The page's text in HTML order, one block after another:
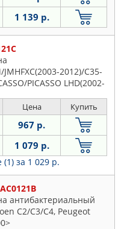
1 139 р.
JMHFXC(2003-2012)/C35-
PICASSO LHD(2002-
& C3 XTR(2001-..
Цена Купить
967 р.
1 079 р.
(1) за 1 029 р.
антибактериальный
C2/C3/C4, Peugeot